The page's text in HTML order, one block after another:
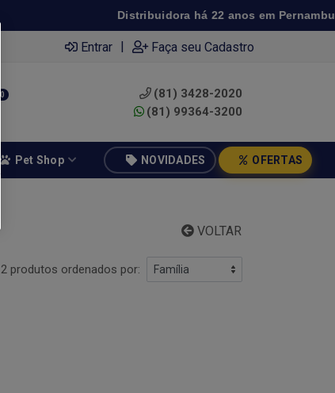
Distribuidora há 22 anos em
Entrar | Faça seu Cadastro
0
(81) 3428-2020
(81) 99364-3200
Pet Shop NOVIDADES OFERTAS
VOLTAR
2 produtos ordenados por: